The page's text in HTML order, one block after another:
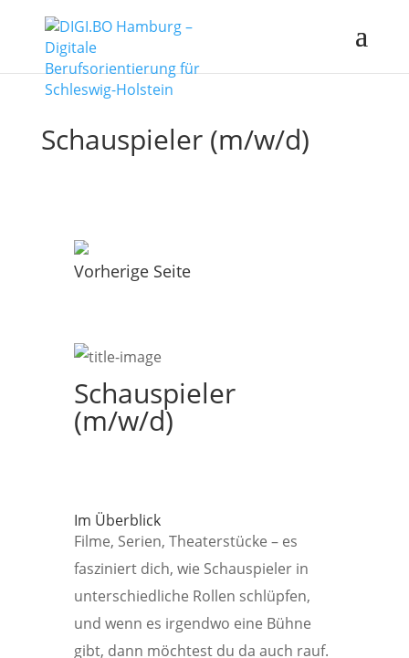
Schauspieler (m/w/d)
Vorherige Seite
Schauspieler
(m/w/d)
Im Überblick
Filme, Serien, Theaterstücke ­– es
fasziniert dich, wie Schauspieler in
unterschiedliche Rollen schlüpfen,
und wenn es irgendwo eine Bühne
gibt, dann möchtest du da auch rauf.